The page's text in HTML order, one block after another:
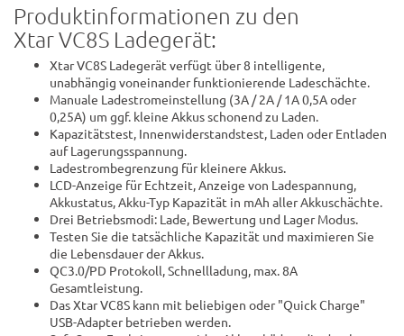
Produktinformationen zu den
Xtar VC8S Ladegerät:
Xtar VC8S Ladegerät verfügt über 8 intelligente,
unabhängig voneinander funktionierende Ladeschächte.
Manuale Ladestromeinstellung (3A / 2A / 1A 0,5A oder
0,25A) um ggf. kleine Akkus schonend zu Laden.
Kapazitätstest, Innenwiderstandstest, Laden oder Entladen
auf Lagerungsspannung.
Ladestrombegrenzung für kleinere Akkus.
LCD-Anzeige für Echtzeit, Anzeige von Ladespannung,
Akkustatus, Akku-Typ Kapazität in mAh aller Akkuschächte.
Drei Betriebsmodi: Lade, Bewertung und Lager Modus.
Testen Sie die tatsächliche Kapazität und maximieren Sie
die Lebensdauer der Akkus.
QC3.0/PD Protokoll, Schnellladung, max. 8A
Gesamtleistung.
Das Xtar VC8S kann mit beliebigen oder "Quick Charge"
USB-Adapter betrieben werden.